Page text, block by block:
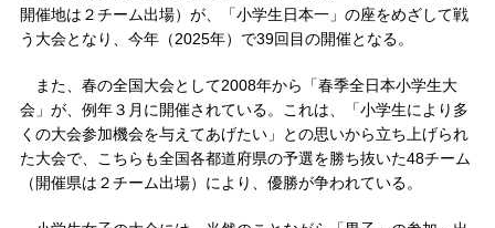
開催地は２チーム出場）が、「小学生日本一」の座をめざして戦
う大会となり、今年（2025年）で39回目の開催となる。
また、春の全国大会として2008年から「春季全日本小学生大
会」が、例年３月に開催されている。これは、「小学生により多
くの大会参加機会を与えてあげたい」との思いから立ち上げられ
た大会で、こちらも全国各都道府県の予選を勝ち抜いた48チーム
（開催県は２チーム出場）により、優勝が争われている。